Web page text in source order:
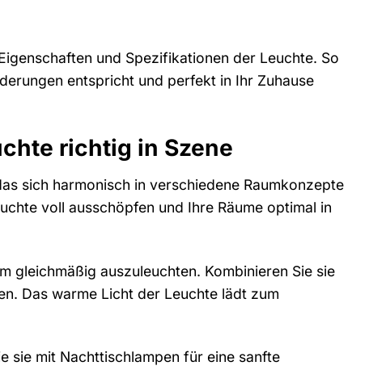
und Spezifikationen der Leuchte. So
entspricht und perfekt in Ihr Zuhause
richtig in Szene
sich harmonisch in verschiedene Raumkonzepte
voll ausschöpfen und Ihre Räume optimal in
gleichmäßig auszuleuchten. Kombinieren Sie sie
Das warme Licht der Leuchte lädt zum
sie mit Nachttischlampen für eine sanfte